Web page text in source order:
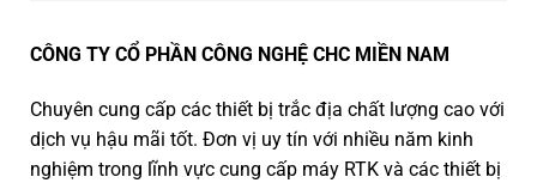
CÔNG TY CỔ PHẦN CÔNG NGHỆ CHC MIỀN NAM
Chuyên cung cấp các thiết bị trắc địa chất lượng cao với
dịch vụ hậu mãi tốt. Đơn vị uy tín với nhiều năm kinh
nghiệm trong lĩnh vực cung cấp máy RTK và các thiết bị